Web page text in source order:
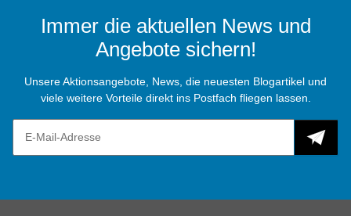
Immer die aktuellen News und
Angebote sichern!
Unsere Aktionsangebote, News, die neuesten Blogartikel und
viele weitere Vorteile direkt ins Postfach fliegen lassen.